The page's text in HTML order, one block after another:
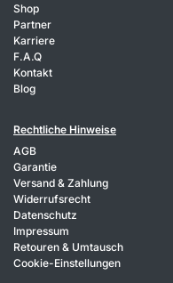
Shop
Partner
Karriere
F.A.Q
Kontakt
Blog
Rechtliche Hinweise
AGB
Garantie
Versand & Zahlung
Widerrufsrecht
Datenschutz
Impressum
Retouren & Umtausch
Cookie-Einstellungen